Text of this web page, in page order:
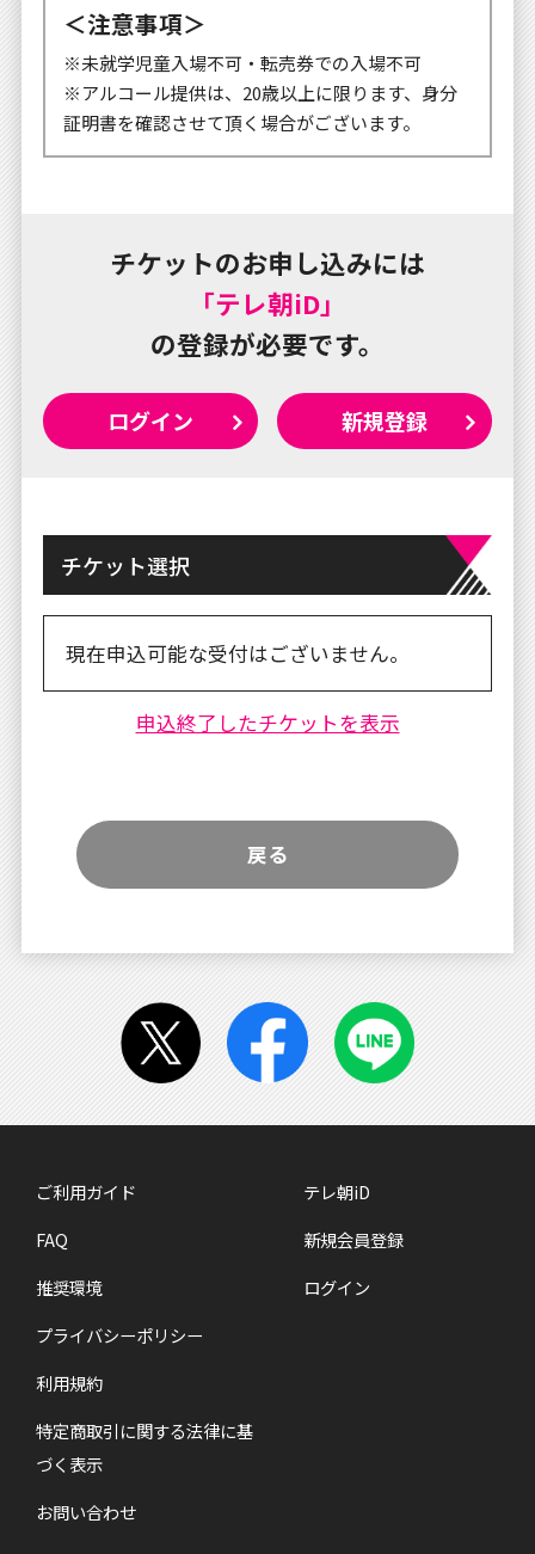
＜注意事項＞
※未就学児童入場不可・転売券での入場不可
※アルコール提供は、20歳以上に限ります、身分
証明書を確認させて頂く場合がございます。
チケットのお申し込みには
「テレ朝iD」
の登録が必要です。
ログイン 新規登録
チケット選択
現在申込可能な受付はございません。
申込終了したチケットを表示
戻る
ご利用ガイド
FAQ
推奨環境
プライバシーポリシー
利用規約
特定商取引に関する法律に基
づく表示
お問い合わせ
テレ朝iD
新規会員登録
ログイン